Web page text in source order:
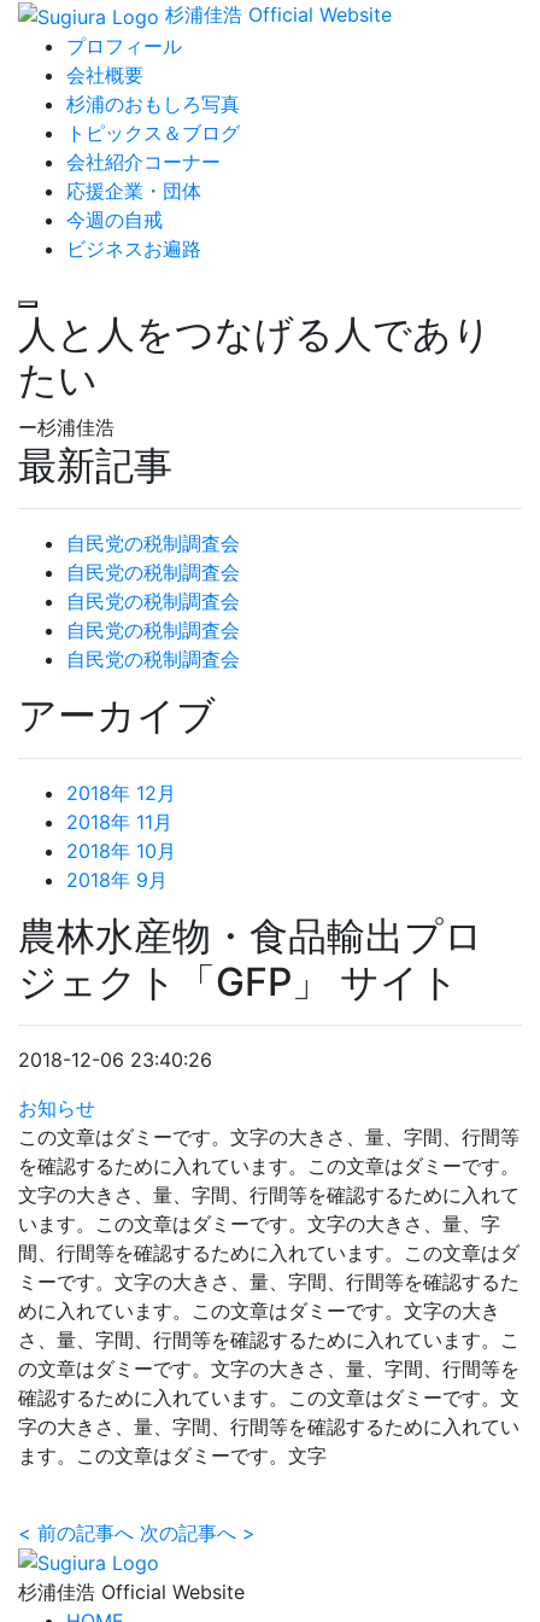
杉浦佳浩 Official Website
プロフィール
会社概要
杉浦のおもしろ写真
トピックス＆ブログ
会社紹介コーナー
応援企業・団体
今週の自戒
ビジネスお遍路
人と人をつなげる人であり
たい
ー杉浦佳浩
最新記事
自民党の税制調査会
自民党の税制調査会
自民党の税制調査会
自民党の税制調査会
自民党の税制調査会
アーカイブ
2018年 12月
2018年 11月
2018年 10月
2018年 9月
農林水産物・食品輸出プロ
ジェクト「GFP」 サイト
2018-12-06 23:40:26
お知らせ
この文章はダミーです。文字の大きさ、量、字間、行間等
を確認するために入れています。この文章はダミーです。
文字の大きさ、量、字間、行間等を確認するために入れて
います。この文章はダミーです。文字の大きさ、量、字
間、行間等を確認するために入れています。この文章はダ
ミーです。文字の大きさ、量、字間、行間等を確認するた
めに入れています。この文章はダミーです。文字の大き
さ、量、字間、行間等を確認するために入れています。こ
の文章はダミーです。文字の大きさ、量、字間、行間等を
確認するために入れています。この文章はダミーです。文
字の大きさ、量、字間、行間等を確認するために入れてい
ます。この文章はダミーです。文字
< 前の記事へ 次の記事へ >
杉浦佳浩 Official Website